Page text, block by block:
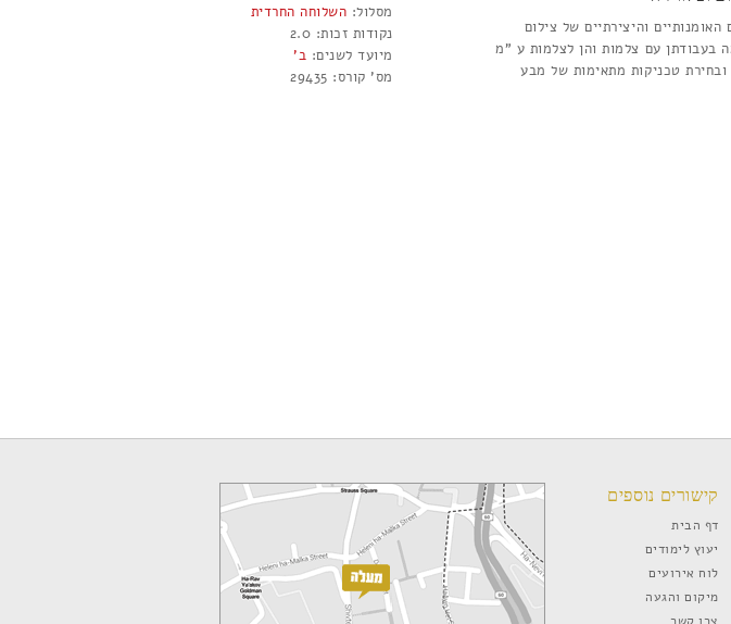
והיצירתיים של צילום
בעבודתן עם צלמות והן לצלמות ע "מ
ובחירת טכניקות מתאימות של מבע
מסלול: השלוחה החרדית
נקודות זכות: 2.0
מיועד לשנים: ב'
מס' קורס: 29435
קישורים נוספים
דף הבית
יעוץ לימודים
לוח אירועים
מיקום והגעה
צרו קשר